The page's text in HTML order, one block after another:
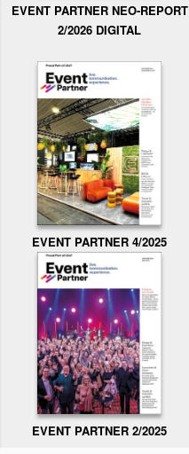
EVENT PARTNER NEO-REPORT
2/2026 DIGITAL
EVENT PARTNER 4/2025
EVENT PARTNER 2/2025